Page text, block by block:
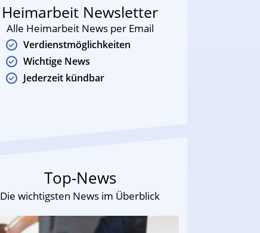
Heimarbeit Newsletter
Alle Heimarbeit News per Email
Verdienstmöglichkeiten
Wichtige News
Jederzeit kündbar
Top-News
Die wichtigsten News im Überblick